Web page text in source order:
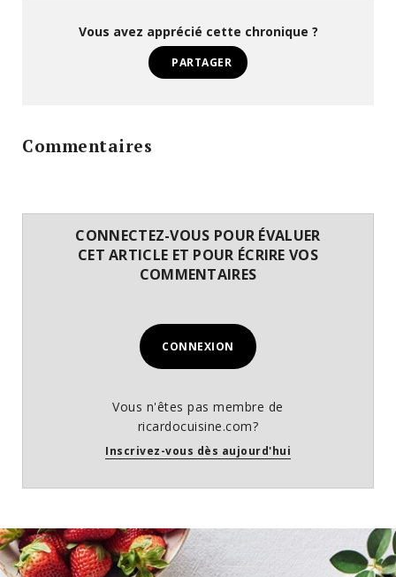
Vous avez apprécié cette chronique ?
PARTAGER
Commentaires
CONNECTEZ-VOUS POUR ÉVALUER
CET ARTICLE ET POUR ÉCRIRE VOS
COMMENTAIRES
CONNEXION
Vous n'êtes pas membre de
ricardocuisine.com?
Inscrivez-vous dès aujourd'hui